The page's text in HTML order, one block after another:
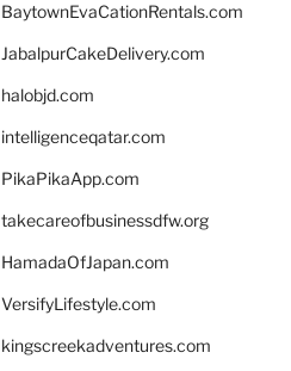
BaytownEvaCationRentals.com
JabalpurCakeDelivery.com
halobjd.com
intelligenceqatar.com
PikaPikaApp.com
takecareofbusinessdfw.org
HamadaOfJapan.com
VersifyLifestyle.com
kingscreekadventures.com